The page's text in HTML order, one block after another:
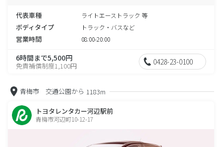
代表車種 ライトエーストラック 等
ボディタイプ トラック・バスなど
営業時間 08:00-20:00
6時間まで5,500円
免責補償制度1,100円 0428-23-0100
青梅市 交通公園から 1183m
トヨタレンタカー河辺駅前
青梅市河辺町10-12-17